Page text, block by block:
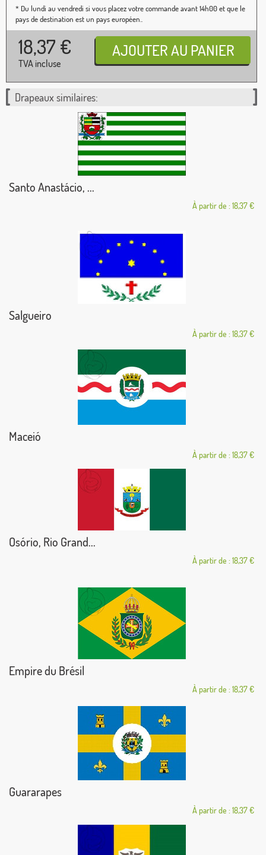
* Du lundi au vendredi si vous placez votre commande avant 14h00 et que le
pays de destination est un pays européen..
18,37 €
TVA incluse
Drapeaux similaires:
Santo Anastácio, ...
À partir de : 18,37 €
Salgueiro
À partir de : 18,37 €
Maceió
À partir de : 18,37 €
Osório, Rio Grand...
À partir de : 18,37 €
Empire du Brésil
À partir de : 18,37 €
Guararapes
À partir de : 18,37 €